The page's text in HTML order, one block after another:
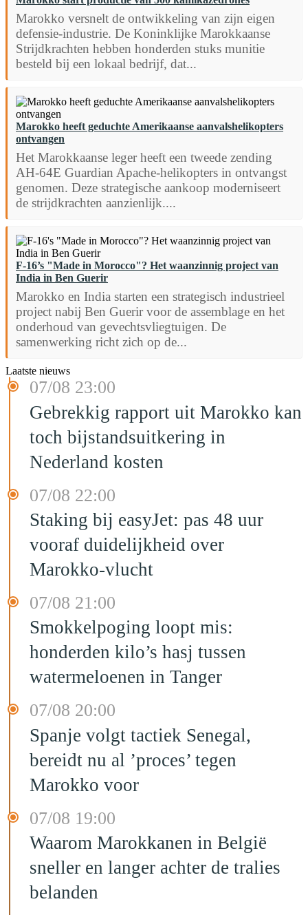
Marokko versnelt de ontwikkeling van zijn eigen
defensie-industrie. De Koninklijke Marokkaanse
Strijdkrachten hebben honderden stuks munitie
besteld bij een lokaal bedrijf, dat...
Marokko heeft geduchte Amerikaanse aanvalshelikopters
ontvangen
Het Marokkaanse leger heeft een tweede zending
AH-64E Guardian Apache-helikopters in ontvangst
genomen. Deze strategische aankoop moderniseert
de strijdkrachten aanzienlijk....
F-16’s "Made in Morocco"? Het waanzinnig project van
India in Ben Guerir
Marokko en India starten een strategisch industrieel
project nabij Ben Guerir voor de assemblage en het
onderhoud van gevechtsvliegtuigen. De
samenwerking richt zich op de...
Laatste nieuws
07/08 23:00
Gebrekkig rapport uit Marokko kan
toch bijstandsuitkering in
Nederland kosten
07/08 22:00
Staking bij easyJet: pas 48 uur
vooraf duidelijkheid over
Marokko-vlucht
07/08 21:00
Smokkelpoging loopt mis:
honderden kilo’s hasj tussen
watermeloenen in Tanger
07/08 20:00
Spanje volgt tactiek Senegal,
bereidt nu al ’proces’ tegen
Marokko voor
07/08 19:00
Waarom Marokkanen in België
sneller en langer achter de tralies
belanden